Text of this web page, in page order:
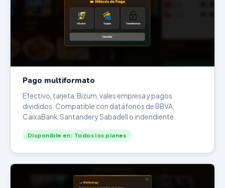
Pago multiformato
Efectivo, tarjeta, Bizum, vales empresa y pagos
divididos. Compatible con datáfonos de BBVA,
CaixaBank, Santander y Sabadell o indendiente.
Disponible en: Todos los planes